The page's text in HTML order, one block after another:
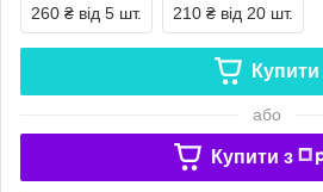
260 ₴ від 5 шт. 210 ₴ від 20 шт.
Купити
або
Купити з